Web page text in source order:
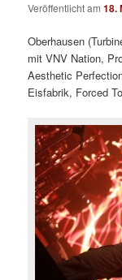
Veröffentlicht am18.
Oberhausen
mit VNV Nation,
Aesthetic
Eisfabrik, Forced